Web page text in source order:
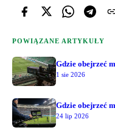
POWIĄZANE ARTYKUŁY
Gdzie obejrzeć
1 sie 2026
Gdzie obejrzeć
24 lip 2026